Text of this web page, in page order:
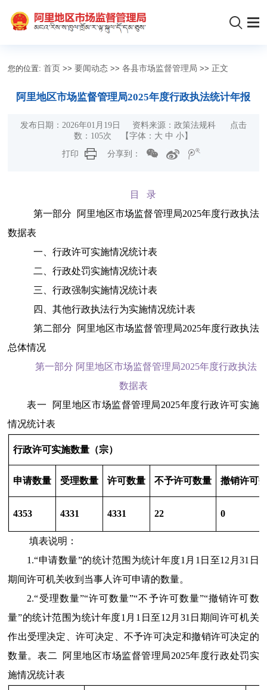
您的位置:首页 >>要闻动态 >>各县市场监督管理局 >> 正文
阿里地区市场监督管理局2025年度行政执法统计年报
发布日期：2026年01月19日 资料来源：政策法规科 点击
数： 105次 【字体： 大 中 小 】
打印
分享到：
目 录
第一部分 阿里地区市场监督管理局2025年度行政执法
数据表
一、行政许可实施情况统计表
二、行政处罚实施情况统计表
三、行政强制实施情况统计表
四、其他行政执法行为实施情况统计表
第二部分 阿里地区市场监督管理局2025年度行政执法
总体情况
第一部分 阿里地区市场监督管理局2025年度行政执法
数据表
表一
阿里地区市场监督管理局2025年度行政许可实施
情况统计表
行政许可实施数量（宗）
申请数量 受理数量 许可数量 不予许可数量 撤销许可
4353 4331 4331 22 0
填表说明：
1.“申请数量”的统计范围为统计年度1月1日至12月31日
期间许可机关收到当事人许可申请的数量。
2.“受理数量”“许可数量”“不予许可数量”“撤销许可数
量”的统计范围为统计年度1月1日至12月31日期间许可机关
作出受理决定、许可决定、不予许可决定和撤销许可决定的
数量。表二
阿里地区市场监督管理局2025年度行政处罚实
施情况统计表